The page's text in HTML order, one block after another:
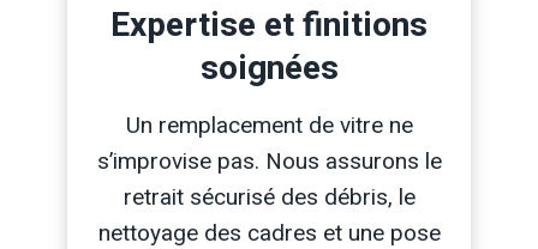
Expertise et finitions
soignées
Un remplacement de vitre ne
s’improvise pas. Nous assurons le
retrait sécurisé des débris, le
nettoyage des cadres et une pose